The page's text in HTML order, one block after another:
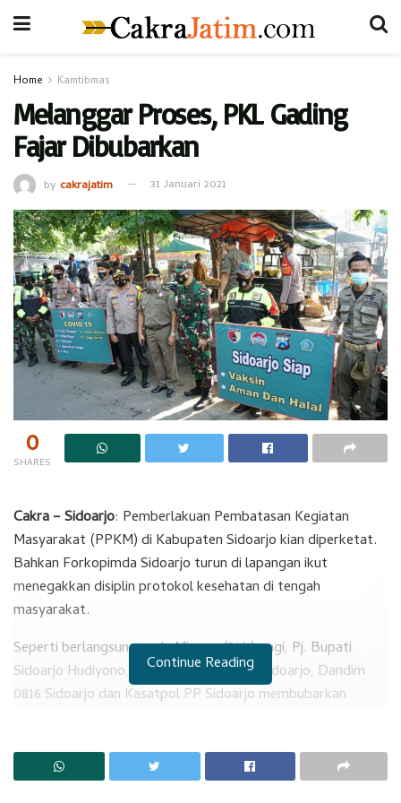
Home Kamtibmas
Melanggar Proses, PKL Gading
Fajar Dibubarkan
by cakrajatim 31 Januari 2021
0
SHARES
Cakra – Sidoarjo: Pemberlakuan Pembatasan Kegiatan
Masyarakat (PPKM) di Kabupaten Sidoarjo kian diperketat.
Bahkan Forkopimda Sidoarjo turun di lapangan ikut
menegakkan disiplin protokol kesehatan di tengah
masyarakat.
Seperti berlangsung pada Minggu (31/1) pagi, Pj. Bupati
Sidoarjo Hudiyono, bersama Kapolresta Sidoarjo, Dandim
0816 Sidoarjo dan Kasatpol PP Sidoarjo membubarkan
Sidoarjo.
Continue Reading